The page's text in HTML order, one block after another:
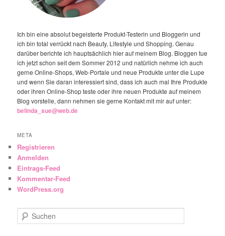
Ich bin eine absolut begeisterte Produkt-Testerin und Bloggerin und
ich bin total verrückt nach Beauty, Lifestyle und Shopping. Genau
darüber berichte ich hauptsächlich hier auf meinem Blog. Bloggen tue
ich jetzt schon seit dem Sommer 2012 und natürlich nehme ich auch
gerne Online-Shops, Web-Portale und neue Produkte unter die Lupe
und wenn Sie daran interessiert sind, dass ich auch mal Ihre Produkte
oder ihren Online-Shop teste oder ihre neuen Produkte auf meinem
Blog vorstelle, dann nehmen sie gerne Kontakt mit mir auf unter:
belinda_sue@web.de
META
Registrieren
Anmelden
Eintrags-Feed
Kommentar-Feed
WordPress.org
Suchen